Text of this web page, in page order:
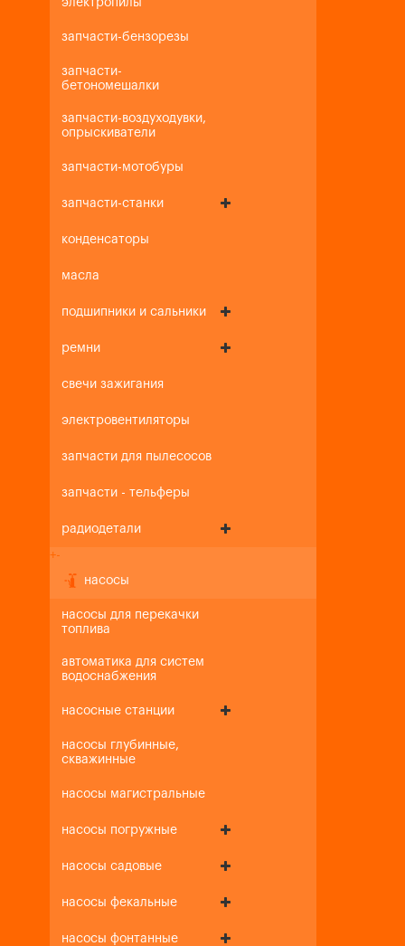
электропилы
запчасти-бензорезы
запчасти-
бетономешалки
запчасти-воздуходувки,
опрыскиватели
запчасти-мотобуры
запчасти-станки
конденсаторы
масла
подшипники и сальники
ремни
свечи зажигания
электровентиляторы
запчасти для пылесосов
запчасти - тельферы
радиодетали
+-
насосы
насосы для перекачки
топлива
автоматика для систем
водоснабжения
насосные станции
насосы глубинные,
скважинные
насосы магистральные
насосы погружные
насосы садовые
насосы фекальные
насосы фонтанные